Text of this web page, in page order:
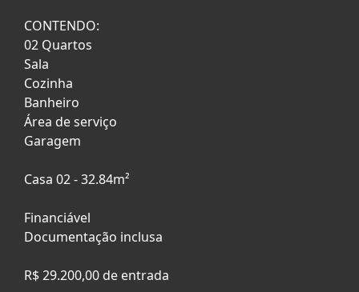
CONTENDO:
02 Quartos
Sala
Cozinha
Banheiro
Área de serviço
Garagem
Casa 02 - 32.84m²
Financiável
Documentação inclusa
R$ 29.200,00 de entrada